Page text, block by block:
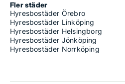
Fler städer
Hyresbostäder Örebro
Hyresbostäder Linköping
Hyresbostäder Helsingborg
Hyresbostäder Jönköping
Hyresbostäder Norrköping